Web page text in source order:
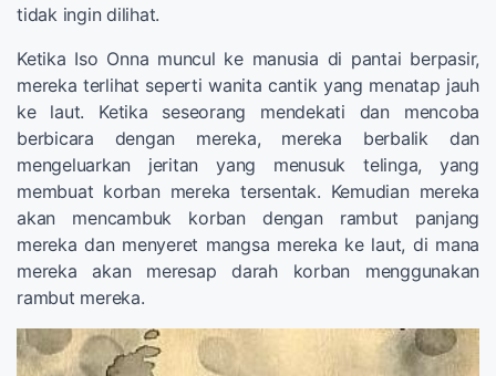
tidak ingin dilihat.
Ketika Iso Onna muncul ke manusia di pantai berpasir,
mereka terlihat seperti wanita cantik yang menatap jauh
ke laut. Ketika seseorang mendekati dan mencoba
berbicara dengan mereka, mereka berbalik dan
mengeluarkan jeritan yang menusuk telinga, yang
membuat korban mereka tersentak. Kemudian mereka
akan mencambuk korban dengan rambut panjang
mereka dan menyeret mangsa mereka ke laut, di mana
mereka akan meresap darah korban menggunakan
rambut mereka.